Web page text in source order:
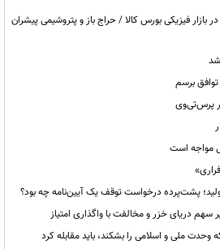
هزار تن کالا در بازار فیزیکی بورس کالا / حراج باز و پتروشیمی پیشران
شد
برسم
پرس‌تی‌وی
مواجه است
پشت‌پرده درخواست توقف یک آیین‌نامه چه بود؟
سهم دریای خزر و مخالفت با واگذاری امتیاز
ملی و اسلامی را بشکند، باید مقابله کرد